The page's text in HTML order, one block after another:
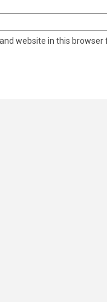
website in this